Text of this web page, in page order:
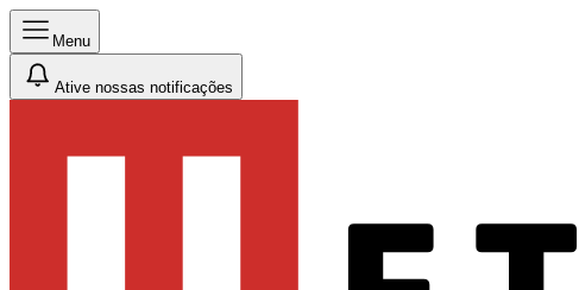
Menu
Ative nossas notificações